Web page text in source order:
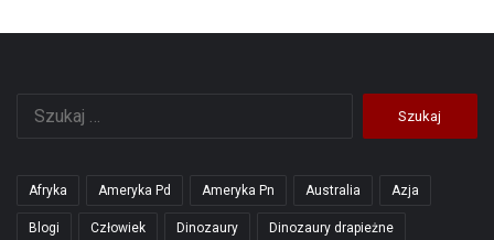
Afryka Ameryka Pd Ameryka Pn Australia Azja
Blogi Człowiek Dinozaury Dinozaury drapieżne